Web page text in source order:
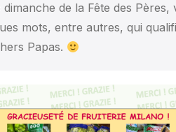
dimanche de la Fête des Pères,
mots, entre autres, qui
Papas.